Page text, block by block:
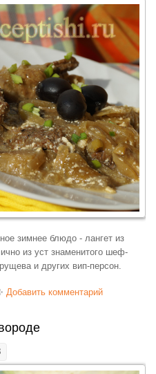
зимнее блюдо - лангет из
из уст знаменитого шеф-
и других вип-персон.
с грибами
Добавить комментарий